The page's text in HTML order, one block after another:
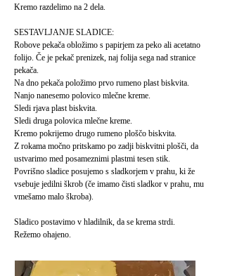
Kremo razdelimo na 2 dela.
SESTAVLJANJE SLADICE:
Robove pekača obložimo s papirjem za peko ali acetatno
folijo. Če je pekač prenizek, naj folija sega nad stranice
pekača.
Na dno pekača položimo prvo rumeno plast biskvita.
Nanjo nanesemo polovico mlečne kreme.
Sledi rjava plast biskvita.
Sledi druga polovica mlečne kreme.
Kremo pokrijemo drugo rumeno ploščo biskvita.
Z rokama močno pritskamo po zadji biskvitni plošči, da
ustvarimo med posameznimi plastmi tesen stik.
Povrišno sladice posujemo s sladkorjem v prahu, ki že
vsebuje jedilni škrob (če imamo čisti sladkor v prahu, mu
vmešamo malo škroba).
Sladico postavimo v hladilnik, da se krema strdi.
Režemo ohajeno.